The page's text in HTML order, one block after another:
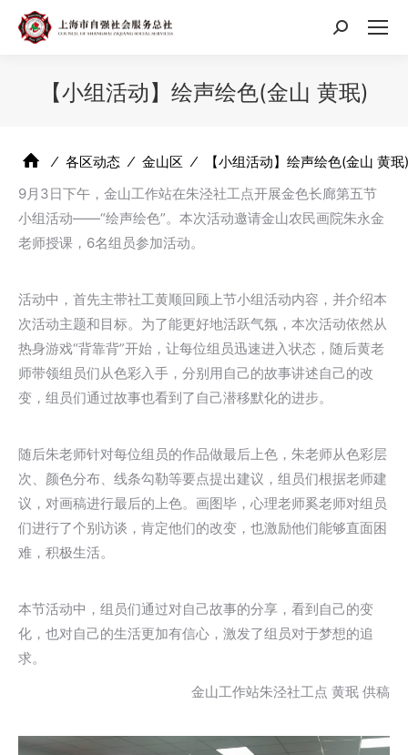
搜
【小组活动】绘声绘色(金山 黄珉)
⁄ 各区动态 ⁄ 金山区 ⁄
【小组活动】绘声绘色(金山 黄珉)
9月3日下午，金山工作站在朱泾社工点开展金色长廊第五节
小组活动——“绘声绘色”。本次活动邀请金山农民画院朱永金
老师授课，6名组员参加活动。
活动中，首先主带社工黄顺回顾上节小组活动内容，并介绍本
次活动主题和目标。为了能更好地活跃气氛，本次活动依然从
热身游戏“背靠背”开始，让每位组员迅速进入状态，随后黄老
师带领组员们从色彩入手，分别用自己的故事讲述自己的改
变，组员们通过故事也看到了自己潜移默化的进步。
随后朱老师针对每位组员的作品做最后上色，朱老师从色彩层
次、颜色分布、线条勾勒等要点提出建议，组员们根据老师建
议，对画稿进行最后的上色。画图毕，心理老师奚老师对组员
们进行了个别访谈，肯定他们的改变，也激励他们能够直面困
难，积极生活。
本节活动中，组员们通过对自己故事的分享，看到自己的变
化，也对自己的生活更加有信心，激发了组员对于梦想的追
求。
金山工作站朱泾社工点 黄珉 供稿